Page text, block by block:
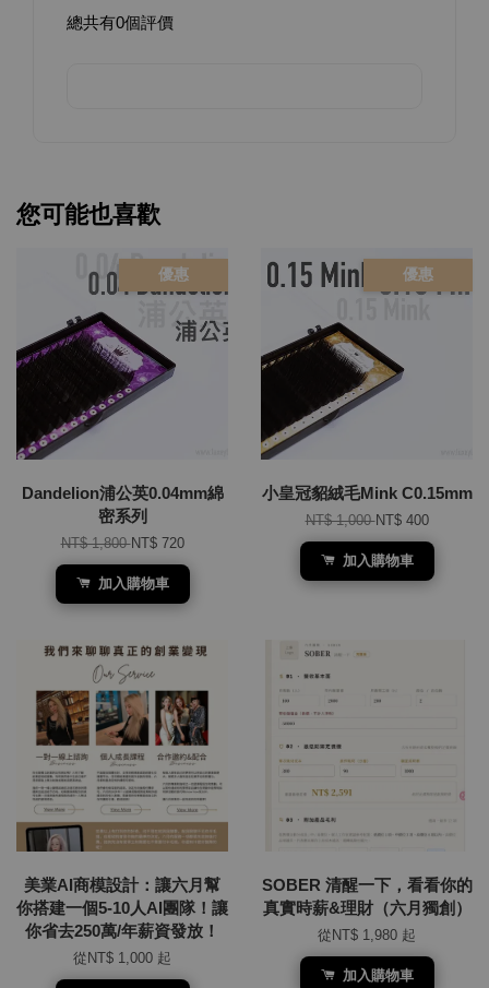
總共有0個評價
您可能也喜歡
優惠
Dandelion浦公英0.04mm綿
密系列
NT$ 1,800NT$ 720
加入購物車
優惠
小皇冠貂絨毛Mink C0.15mm
NT$ 1,000NT$ 400
加入購物車
美業AI商模設計：讓六月幫
你搭建一個5-10人AI團隊！讓
你省去250萬/年薪資發放！
從NT$ 1,000 起
SOBER 清醒一下，看看你的
真實時薪&理財（六月獨創）
從NT$ 1,980 起
加入購物車